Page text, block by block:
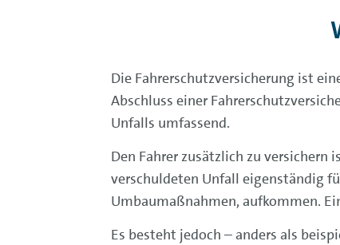
Die Fahrerschutzversicherung ist
Abschluss einer
Unfalls umfassend.
Den Fahrer zusätzlich zu versichern
verschuldeten Unfall eigenständig
Umbaumaßnahmen, aufkommen.
Es besteht jedoch – anders als